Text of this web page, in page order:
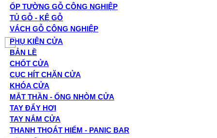
ỐP TƯỜNG GỖ CÔNG NGHIỆP
TỦ GỖ - KỆ GỖ
VÁCH GỖ CÔNG NGHIỆP
PHỤ KIỆN CỬA
BẢN LỀ
CHỐT CỬA
CỤC HÍT CHẶN CỬA
KHÓA CỬA
MẮT THẦN - ỐNG NHÒM CỬA
TAY ĐẨY HƠI
TAY NẮM CỬA
THANH THOÁT HIỂM - PANIC BAR